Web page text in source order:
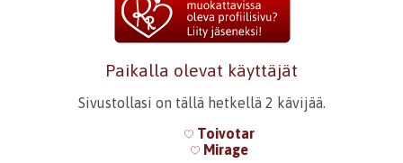
Paikalla olevat käyttäjät
Sivustollasi on tällä hetkellä 2 kävijää.
Toivotar
Mirage